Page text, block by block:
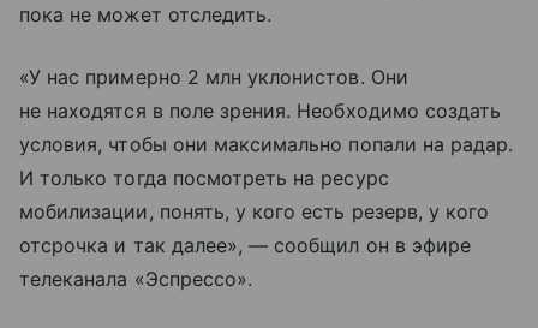
пока не может отследить.
«У нас примерно 2 млн уклонистов. Они
не находятся в поле зрения. Необходимо создать
условия, чтобы они максимально попали на радар.
И только тогда посмотреть на ресурс
мобилизации, понять, у кого есть резерв, у кого
отсрочка и так далее», — сообщил он в эфире
телеканала «Эспрессо».